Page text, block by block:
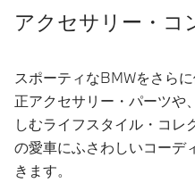
アクセサリー・コ
スポーティなBMWをさら
正アクセサリー・パーツや
しむライフスタイル・コレ
の愛車にふさわしいコーデ
きます。